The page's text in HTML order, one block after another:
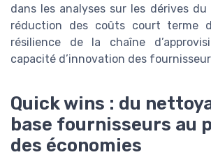
dans les analyses sur les dérives
réduction des coûts court terme
résilience de la chaîne
capacité d’innovation des
Quick wins : du
base fournisseurs au
des économies